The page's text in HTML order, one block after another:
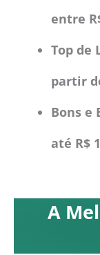
entre
Top de
partir
Bons e
até R$
A